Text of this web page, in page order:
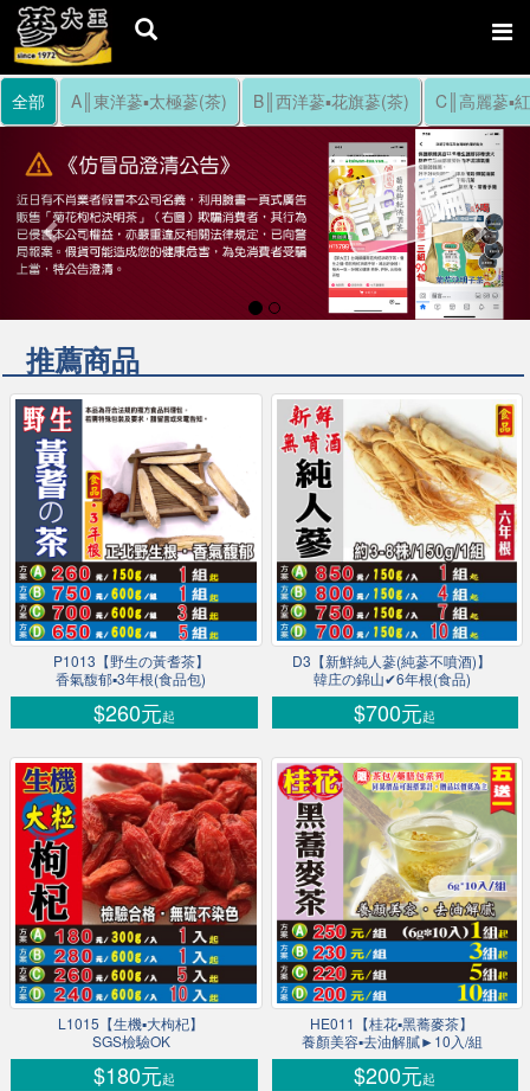
Previous
全部 A║東洋蔘▪太極蔘(茶) B║西洋蔘▪花旗蔘(茶) C║高麗蔘▪
推薦商品
P1013【野生の黃耆茶】
香氣馥郁▪3年根(食品包)
$260元起
D3【新鮮純人蔘(純蔘不噴酒)】
韓庄の錦山✔6年根(食品)
$700元起
L1015【生機▪大枸杞】
SGS檢驗OK
$180元起
HE011【桂花▪黑蕎麥茶】
養顏美容▪去油解膩►10入/組
$200元起